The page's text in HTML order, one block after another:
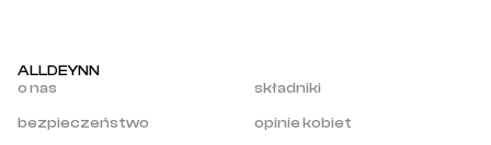
ALLDEYNN
o nas
składniki
bezpieczeństwo
opinie kobiet